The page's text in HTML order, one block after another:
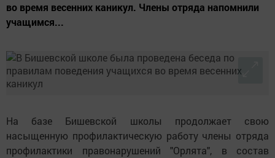
во время весенних каникул. Члены отряда напомнили
учащимся...
На базе Бишевской школы продолжает свою
насыщенную профилактическую работу члены отряда
профилактики правонарушений "Орлята", в состав